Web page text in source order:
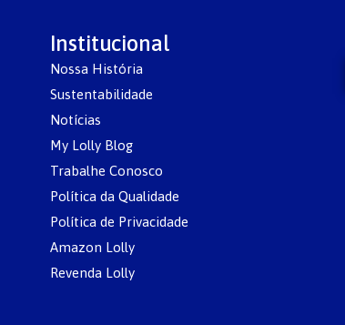
Institucional
Nossa História
Sustentabilidade
Notícias
My Lolly Blog
Trabalhe Conosco
Política da Qualidade
Política de Privacidade
Amazon Lolly
Revenda Lolly